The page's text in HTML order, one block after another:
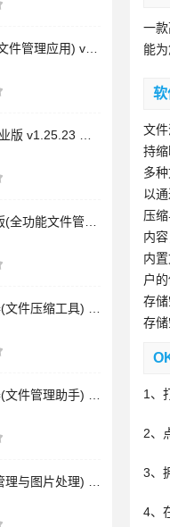
一
能
软
文
持
多
以
压
内
内
户的
存
存
1、
2、
3、
4、